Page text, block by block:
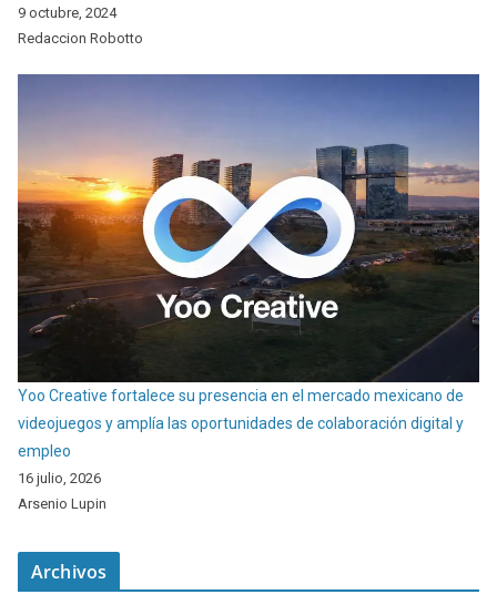
9 octubre, 2024
Redaccion Robotto
Yoo Creative fortalece su presencia en el mercado mexicano de
videojuegos y amplía las oportunidades de colaboración digital y
empleo
16 julio, 2026
Arsenio Lupin
Archivos